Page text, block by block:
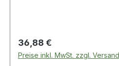
Material: Sonderstahl ·
Ø x L: 4,0 x 36mm ·
Regulärer Preis:
36,88 €
Preise inkl. MwSt. zzgl.